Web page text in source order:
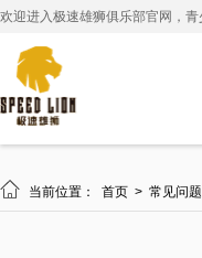
欢迎进入极速雄狮俱乐部官网，
 当前位置： 首页 > 常见问题